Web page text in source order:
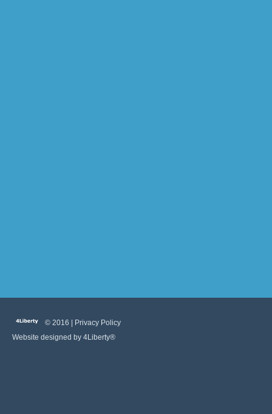
© 2016 | Privacy Policy
Website designed by 4Liberty®